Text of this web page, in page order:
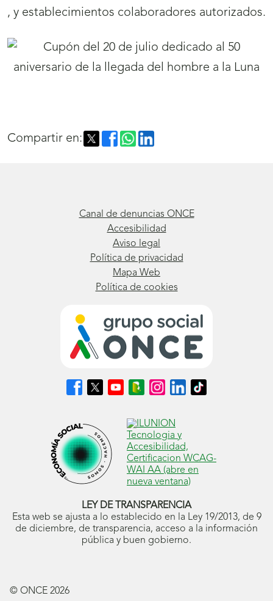
, y establecimientos colaboradores autorizados.
Compartir en:
Canal de denuncias ONCE
Accesibilidad
Aviso legal
Política de privacidad
Mapa Web
Política de cookies
Síguenos
en
abrirá
en
ventana
nueva)
Síguenos
en
abrirá
en
ventana
nueva)
Síguenos
en
abrirá
en
ventana
nueva)
Síguenos
en
Blog
ONCE
(se
abrirá
en
ventana
nueva)
Síguenos
en
(se
abrirá
en
ventana
nueva)
Síguenos
en
(se
abrirá
en
ventana
nueva)
Síguenos
en
ventana
nueva)
LEY DE TRANSPARENCIA
Esta web se ajusta a lo establecido en la Ley 19/2013, de 9
de diciembre, de transparencia, acceso a la información
pública y buen gobierno.
© ONCE 2026